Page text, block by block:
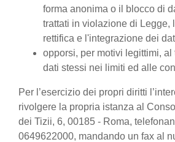
forma anonima o il blocco di
trattati in violazione di Legge,
rettifica e l'integrazione dei
opporsi, per motivi legittimi, al
dati stessi nei limiti ed alle
Per l’esercizio dei propri diritti
rivolgere la propria istanza al
dei Tizii, 6, 00185 - Roma,
0649622000, mandando un fax al